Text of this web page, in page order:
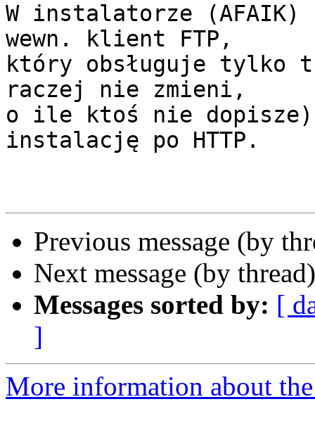
W instalatorze (AFAIK)
wewn. klient FTP,
który obsługuje tylko
raczej nie zmieni,
o ile ktoś nie dopisze).
instalację po HTTP.
Previous message (by
Next message (by
Messages sorted by: [
]
More information about